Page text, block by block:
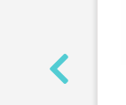
ساعت مچی